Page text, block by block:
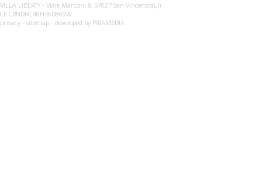
VILLA LIBERTY - Viale Marconi 8, 57027 San Vincenzo(LI)
CF CRNDNL48H46D869W
privacy - sitemap - developed by PIRAMEDIA